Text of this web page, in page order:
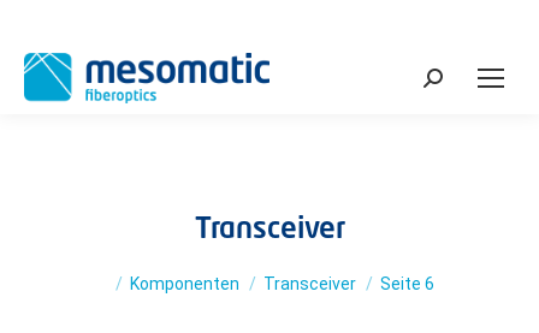
Search:
Transceiver
You are here:
Komponenten Transceiver Seite 6